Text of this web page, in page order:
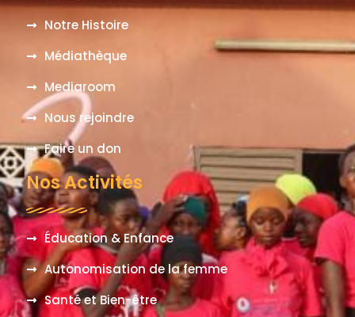
Notre Histoire
Médiathèque
Mediaroom
Nous rejoindre
Faire un don
Nos Activités
Éducation & Enfance
Autonomisation de la femme
Santé et Bien-être